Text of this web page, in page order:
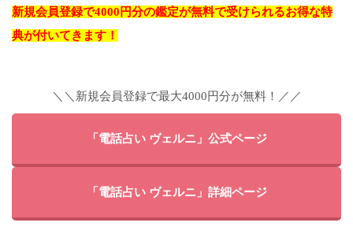
新規会員登録で4000円分の鑑定が無料で受けられるお得な特
典が付いてきます！
＼＼新規会員登録で最大4000円分が無料！／／
「電話占い ヴェルニ」公式ページ
「電話占い ヴェルニ」詳細ページ